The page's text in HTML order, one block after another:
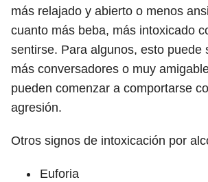
más relajado y abierto o menos
cuanto más beba, más intoxicado
sentirse. Para algunos, esto puede
más conversadores o muy
pueden comenzar a comportarse
agresión.
Otros signos de intoxicación por
Euforia